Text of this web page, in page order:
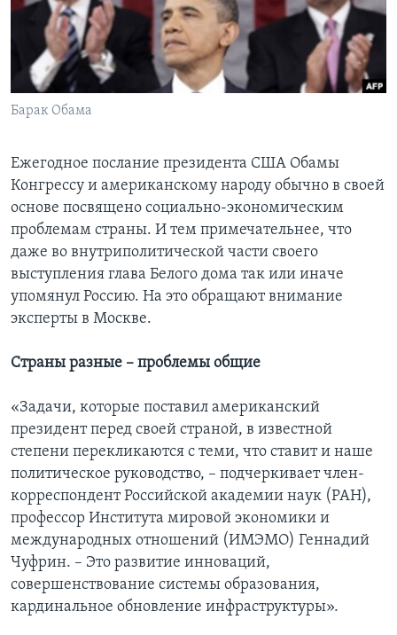
Learning English
СОЦИАЛЬНЫЕ СЕТИ
Языки
Барак Обама
Ежегодное послание президента США Обамы
Конгрессу и американскому народу обычно в своей
основе посвящено социально-экономическим
проблемам страны. И тем примечательнее, что
даже во внутриполитической части своего
выступления глава Белого дома так или иначе
упомянул Россию. На это обращают внимание
эксперты в Москве.
Страны разные – проблемы общие
«Задачи, которые поставил американский
президент перед своей страной, в известной
степени перекликаются с теми, что ставит и наше
политическое руководство, – подчеркивает член-
корреспондент Российской академии наук (РАН),
профессор Института мировой экономики и
международных отношений (ИМЭМО) Геннадий
Чуфрин. – Это развитие инноваций,
совершенствование системы образования,
кардинальное обновление инфраструктуры».